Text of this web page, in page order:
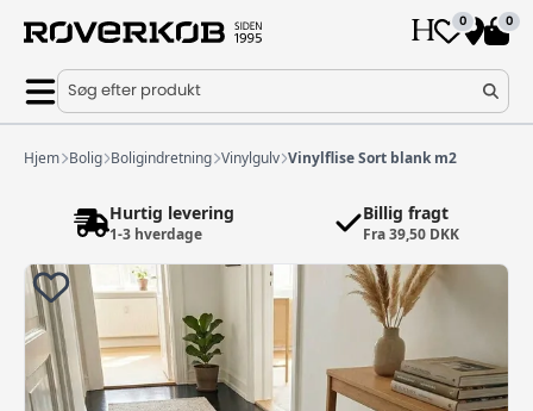
0 0
Søg efter produkt
Hjem Bolig Boligindretning Vinylgulv Vinylflise Sort blank m2
Hurtig levering
1-3 hverdage
Billig fragt
Fra 39,50 DKK